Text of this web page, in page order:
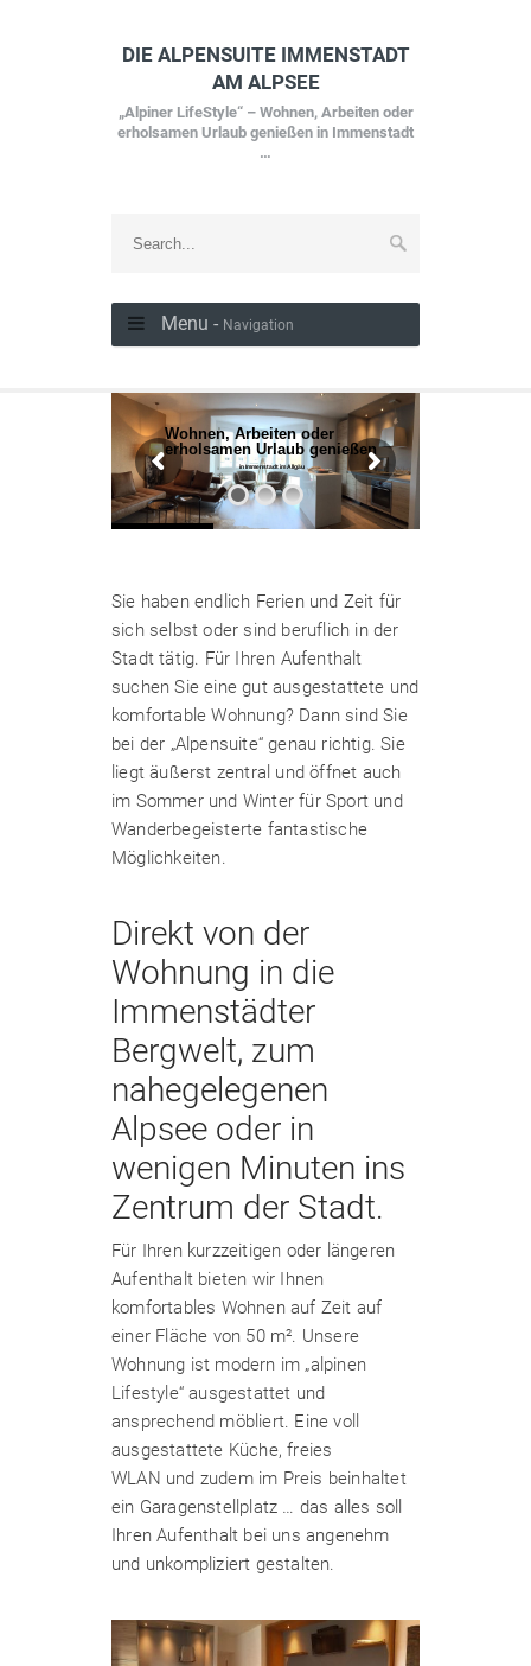
DIE ALPENSUITE IMMENSTADT
AM ALPSEE
„Alpiner LifeStyle“ – Wohnen, Arbeiten oder
erholsamen Urlaub genießen in Immenstadt
…
Menu - Navigation
Wohnen, Arbeiten oder
erholsamen Urlaub genießen
in Immenstadt im Allgäu
Sie haben endlich Ferien und Zeit für
sich selbst oder sind beruflich in der
Stadt tätig. Für Ihren Aufenthalt
suchen Sie eine gut ausgestattete und
komfortable Wohnung? Dann sind Sie
bei der „Alpensuite“ genau richtig. Sie
liegt äußerst zentral und öffnet auch
im Sommer und Winter für Sport und
Wanderbegeisterte fantastische
Möglichkeiten.
Direkt von der
Wohnung in die
Immenstädter
Bergwelt, zum
nahegelegenen
Alpsee oder in
wenigen Minuten ins
Zentrum der Stadt.
Für Ihren kurzzeitigen oder längeren
Aufenthalt bieten wir Ihnen
komfortables Wohnen auf Zeit auf
einer Fläche von 50 m². Unsere
Wohnung ist modern im „alpinen
Lifestyle“ ausgestattet und
ansprechend möbliert. Eine voll
ausgestattete Küche, freies
WLAN und zudem im Preis beinhaltet
ein Garagenstellplatz … das alles soll
Ihren Aufenthalt bei uns angenehm
und unkompliziert gestalten.